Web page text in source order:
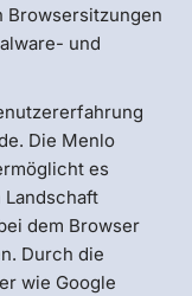
Browsersitzungen
und
Die Menlo
es
dem Browser
Durch die
wie Google